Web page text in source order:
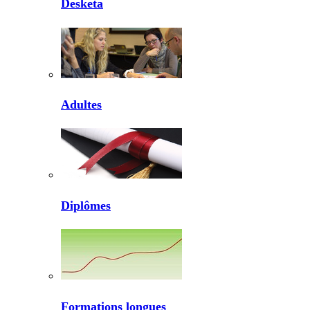
Desketa
Adultes
Diplômes
Formations longues